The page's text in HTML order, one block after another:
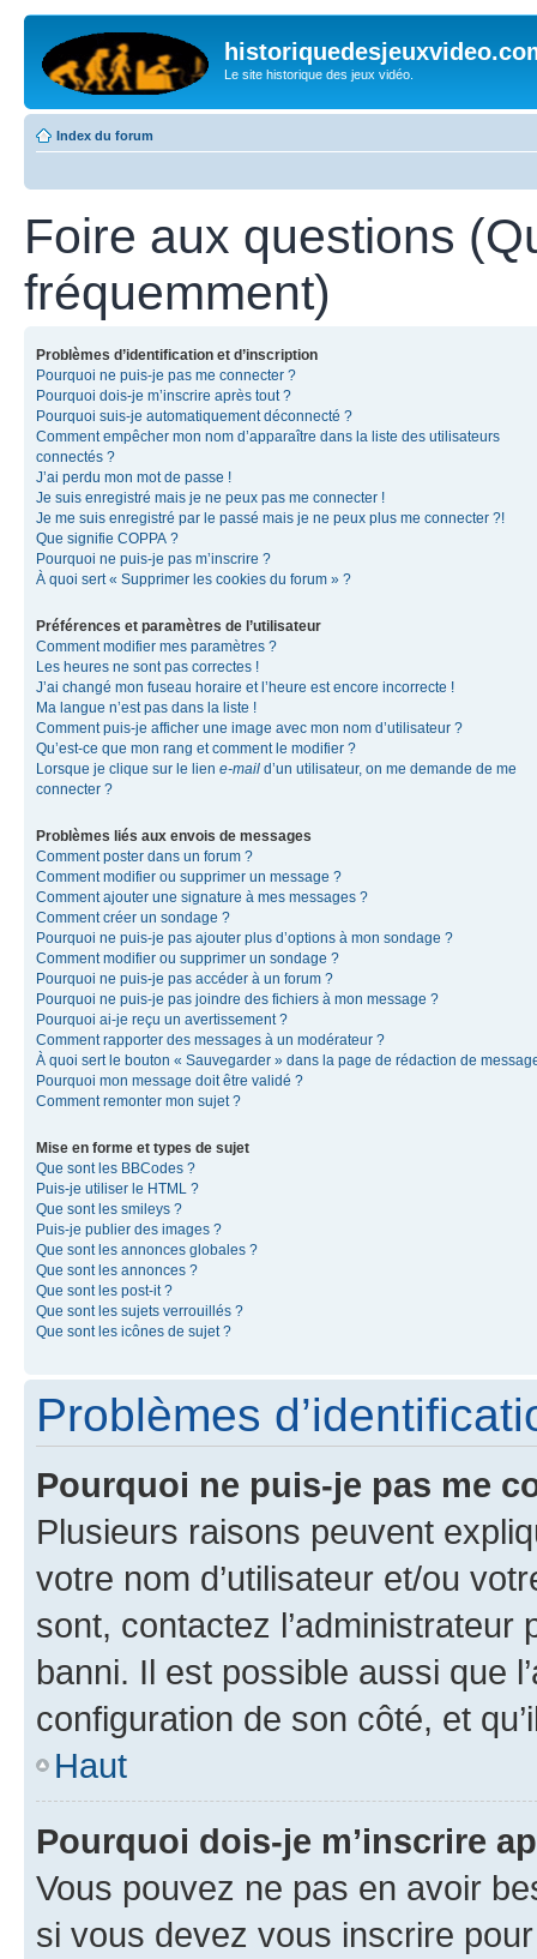
Le site historique des jeux vidéo.
Index du forum
Foire aux questions
fréquemment)
Problèmes d’identification et d’inscription
Pourquoi ne puis-je pas me connecter ?
Pourquoi dois-je m’inscrire après tout ?
Pourquoi suis-je automatiquement déconnecté ?
Comment empêcher mon nom d’apparaître dans la liste des utilisateurs
connectés ?
J’ai perdu mon mot de passe !
Je suis enregistré mais je ne peux pas me connecter !
Je me suis enregistré par le passé mais je ne peux plus me connecter ?!
Que signifie COPPA ?
Pourquoi ne puis-je pas m’inscrire ?
À quoi sert « Supprimer les cookies du forum » ?
Préférences et paramètres de l’utilisateur
Comment modifier mes paramètres ?
Les heures ne sont pas correctes !
J’ai changé mon fuseau horaire et l’heure est encore incorrecte !
Ma langue n’est pas dans la liste !
Comment puis-je afficher une image avec mon nom d’utilisateur ?
Qu’est-ce que mon rang et comment le modifier ?
Lorsque je clique sur le lien e-mail d’un utilisateur, on me demande de me
connecter ?
Problèmes liés aux envois de messages
Comment poster dans un forum ?
Comment modifier ou supprimer un message ?
Comment ajouter une signature à mes messages ?
Comment créer un sondage ?
Pourquoi ne puis-je pas ajouter plus d’options à mon sondage ?
Comment modifier ou supprimer un sondage ?
Pourquoi ne puis-je pas accéder à un forum ?
Pourquoi ne puis-je pas joindre des fichiers à mon message ?
Pourquoi ai-je reçu un avertissement ?
Comment rapporter des messages à un modérateur ?
À quoi sert le bouton « Sauvegarder » dans la page de rédaction de
Pourquoi mon message doit être validé ?
Comment remonter mon sujet ?
Mise en forme et types de sujet
Que sont les BBCodes ?
Puis-je utiliser le HTML ?
Que sont les smileys ?
Puis-je publier des images ?
Que sont les annonces globales ?
Que sont les annonces ?
Que sont les post-it ?
Que sont les sujets verrouillés ?
Que sont les icônes de sujet ?
Problèmes
Pourquoi ne puis-je pas me
Plusieurs raisons peuvent
votre nom d’utilisateur et/ou
sont, contactez l’administrateur
banni. Il est possible aussi que
configuration de son côté, et
Haut
Pourquoi dois-je m’inscrire
Vous pouvez ne pas en avoir
si vous devez vous inscrire